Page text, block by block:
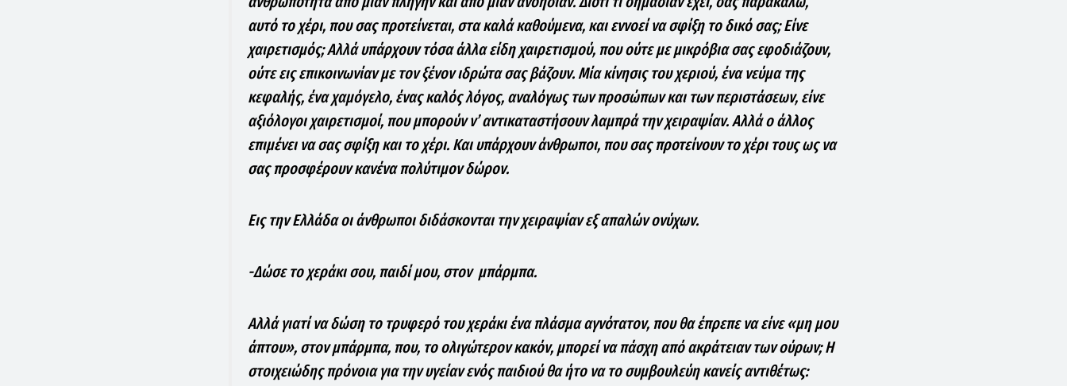
αυτό το χέρι, που σας προτείνεται, στα καλά καθούμενα, και εννοεί να σφίξη το δικό σας; Είνε
χαιρετισμός; Αλλά υπάρχουν τόσα άλλα είδη χαιρετισμού, που ούτε με μικρόβια σας εφοδιάζουν,
ούτε εις επικοινωνίαν με τον ξένον ιδρώτα σας βάζουν. Μία κίνησις του χεριού, ένα νεύμα της
κεφαλής, ένα χαμόγελο, ένας καλός λόγος, αναλόγως των προσώπων και των περιστάσεων, είνε
αξιόλογοι χαιρετισμοί, που μπορούν ν’ αντικαταστήσουν λαμπρά την χειραψίαν. Αλλά ο άλλος
επιμένει να σας σφίξη και το χέρι. Και υπάρχουν άνθρωποι, που σας προτείνουν το χέρι τους ως να
σας προσφέρουν κανένα πολύτιμον δώρον.
Εις την Ελλάδα οι άνθρωποι διδάσκονται την χειραψίαν εξ απαλών ονύχων.
-Δώσε το χεράκι σου, παιδί μου, στον μπάρμπα.
Αλλά γιατί να δώση το τρυφερό του χεράκι ένα πλάσμα αγνότατον, που θα έπρεπε να είνε «μη μου
άπτου», στον μπάρμπα, που, το ολιγώτερον κακόν, μπορεί να πάσχη από ακράτειαν των ούρων; Η
στοιχειώδης πρόνοια για την υγείαν ενός παιδιού θα ήτο να το συμβουλεύη κανείς αντιθέτως: